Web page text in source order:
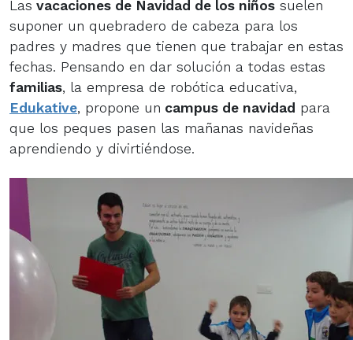
Las vacaciones de Navidad de los niños suelen
suponer un quebradero de cabeza para los
padres y madres que tienen que trabajar en estas
fechas. Pensando en dar solución a todas estas
familias, la empresa de robótica educativa,
Edukative, propone un campus de navidad para
que los peques pasen las mañanas navideñas
aprendiendo y divirtiéndose.